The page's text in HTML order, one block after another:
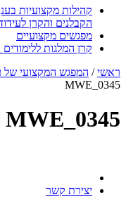
קהילות מקצועיות
הקבלנים והקרן
מפגשים מקצועיים
קרן המלגות
ראשי/ המפגש המקצועי של
MWE_0345
MWE_0345
יצירת קשר